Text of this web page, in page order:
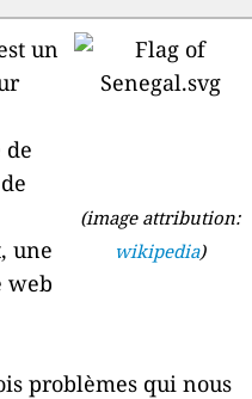
(image attribution:
wikipedia)
un
de
une
web
problèmes qui nous